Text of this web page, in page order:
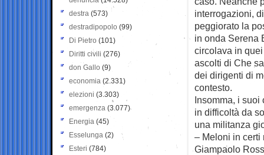
interrogazioni,
peggiorato la
in onda Serena
circolava in
ascolti di Che
dei dirigenti di
contesto.
Insomma, i suoi
in difficoltà da
una militanza
– Meloni in certi
Giampaolo
destra (573)
destradipopolo (99)
Di Pietro (101)
Diritti civili (276)
don Gallo (9)
economia (2.331)
elezioni (3.303)
emergenza (3.077)
Energia (45)
Esselunga (2)
Esteri (784)